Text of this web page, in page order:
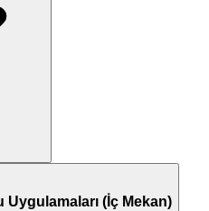
Uygulamaları (İç Mekan)